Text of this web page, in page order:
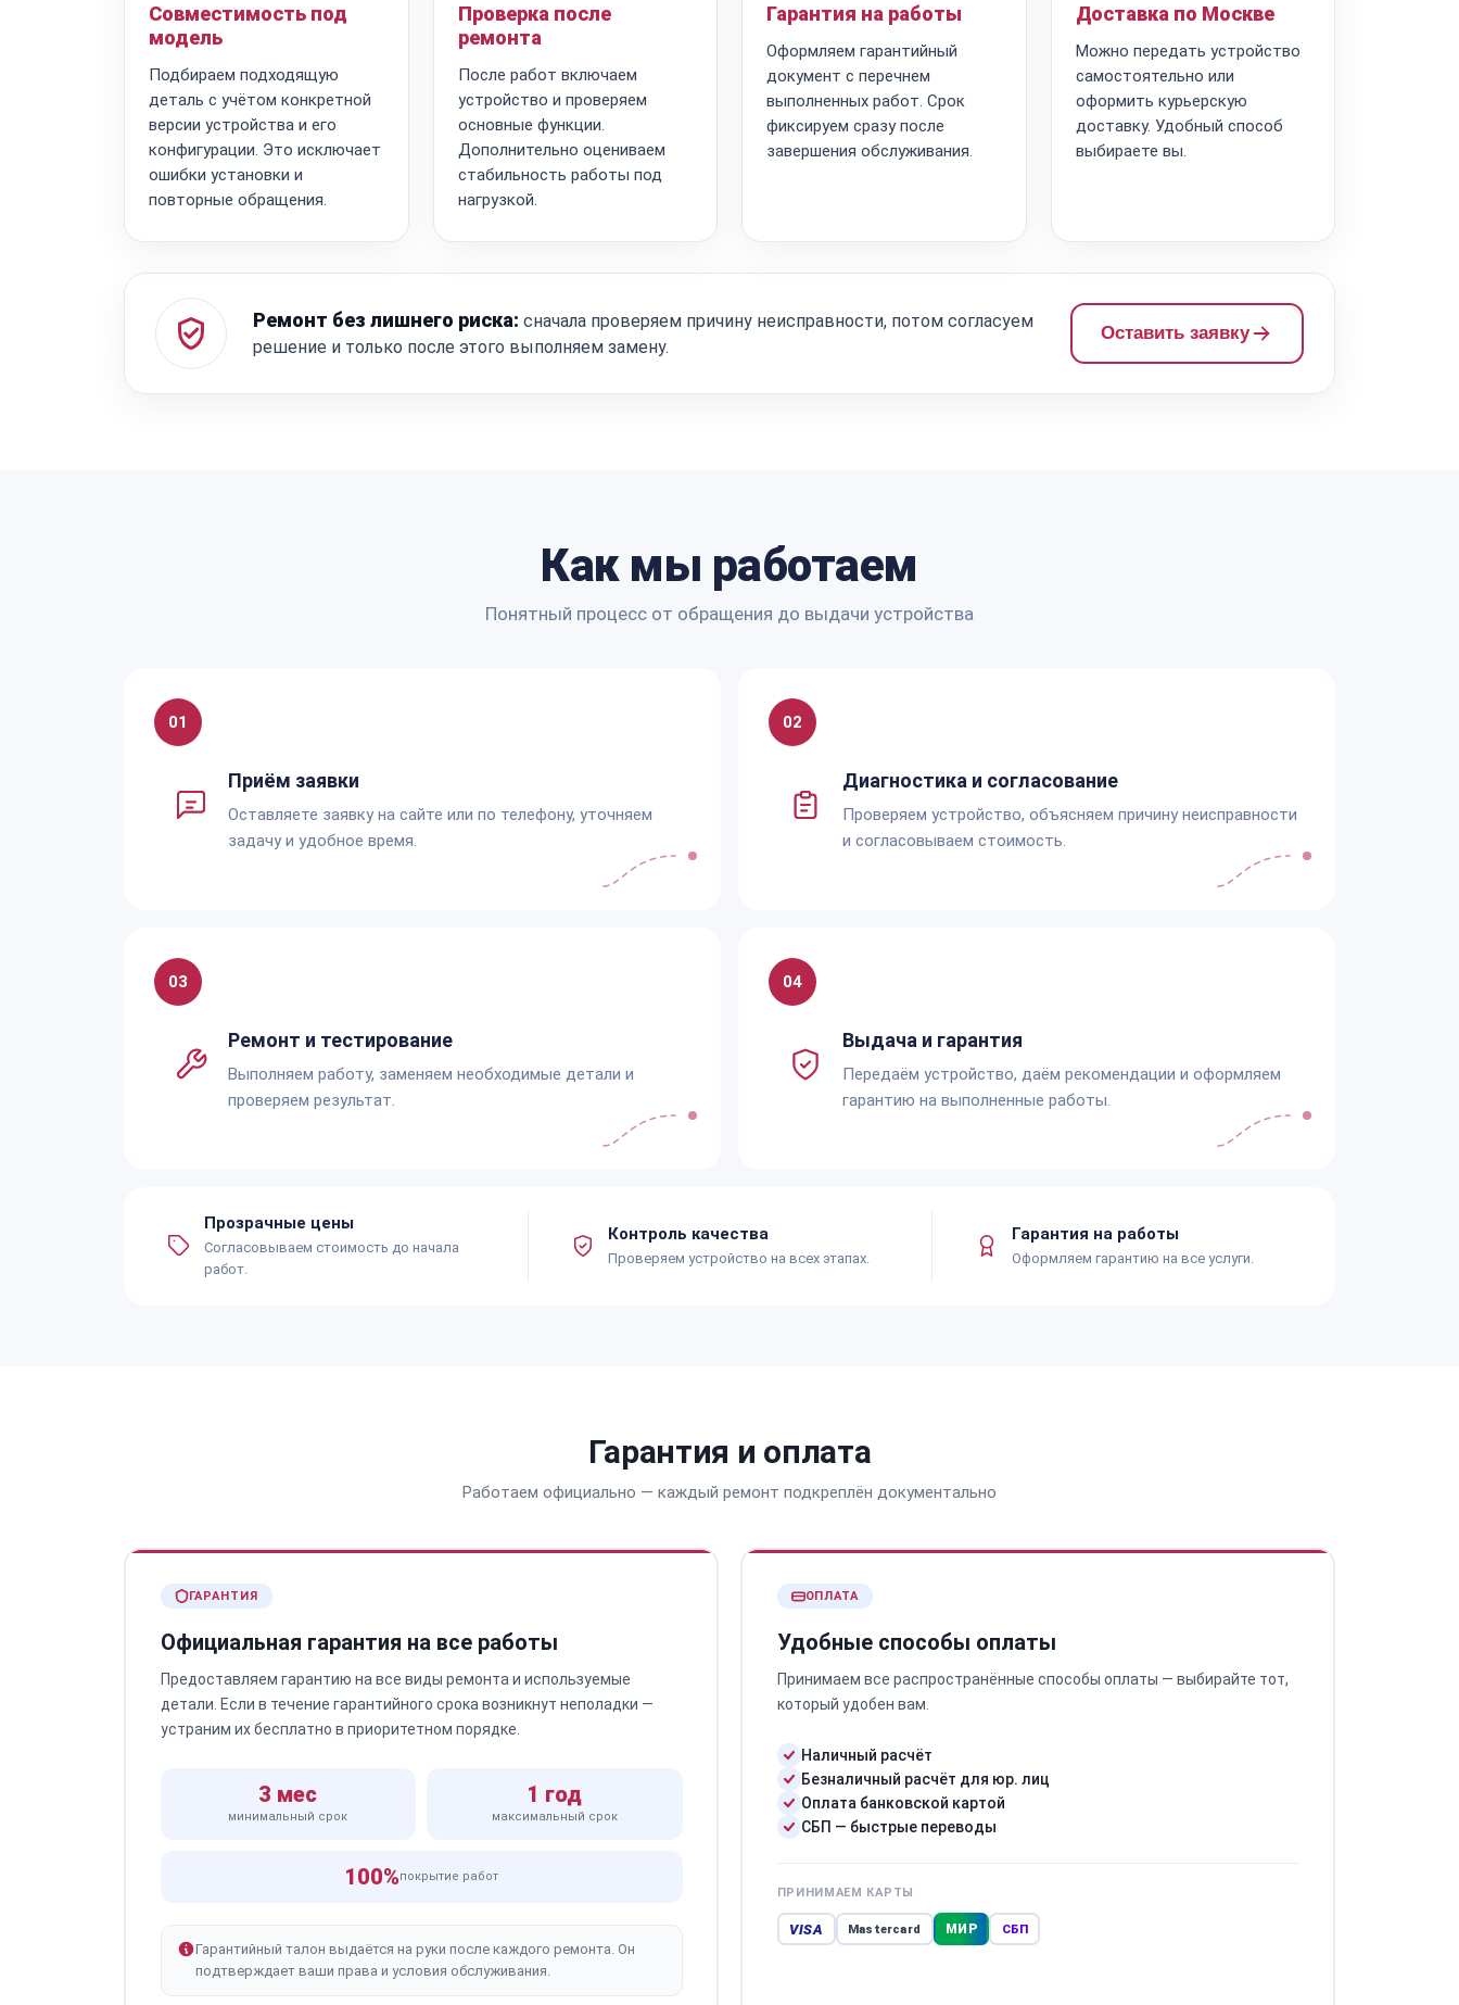
Совместимость под
модель
Подбираем подходящую
деталь с учётом конкретной
версии устройства и его
конфигурации. Это исключает
ошибки установки и
повторные обращения.
Проверка после
ремонта
После работ включаем
устройство и проверяем
основные функции.
Дополнительно оцениваем
стабильность работы под
нагрузкой.
Гарантия на работы
Оформляем гарантийный
документ с перечнем
выполненных работ. Срок
фиксируем сразу после
завершения обслуживания.
Доставка по Москве
Можно передать устройство
самостоятельно или
оформить курьерскую
доставку. Удобный способ
выбираете вы.
Ремонт без лишнего риска: сначала проверяем причину неисправности, потом согласуем
решение и только после этого выполняем замену.
Оставить заявку
Как мы работаем
Понятный процесс от обращения до выдачи устройства
01
Приём заявки
Оставляете заявку на сайте или по телефону, уточняем
задачу и удобное время.
02
Диагностика и согласование
Проверяем устройство, объясняем причину неисправности
и согласовываем стоимость.
03
Ремонт и тестирование
Выполняем работу, заменяем необходимые детали и
проверяем результат.
04
Выдача и гарантия
Передаём устройство, даём рекомендации и оформляем
гарантию на выполненные работы.
Прозрачные цены
Согласовываем стоимость до начала
работ.
Контроль качества
Проверяем устройство на всех этапах.
Гарантия на работы
Оформляем гарантию на все услуги.
Гарантия и оплата
Работаем официально — каждый ремонт подкреплён документально
ГАРАНТИЯ
Официальная гарантия на все работы
Предоставляем гарантию на все виды ремонта и используемые
детали. Если в течение гарантийного срока возникнут неполадки —
устраним их бесплатно в приоритетном порядке.
3 мес
минимальный срок
1 год
максимальный срок
100%покрытие работ
Гарантийный талон выдаётся на руки после каждого ремонта. Он
подтверждает ваши права и условия обслуживания.
ОПЛАТА
Удобные способы оплаты
Принимаем все распространённые способы оплаты — выбирайте тот,
который удобен вам.
Наличный расчёт
Безналичный расчёт для юр. лиц
Оплата банковской картой
СБП — быстрые переводы
ПРИНИМАЕМ КАРТЫ
VISA Mastercard МИР СБП